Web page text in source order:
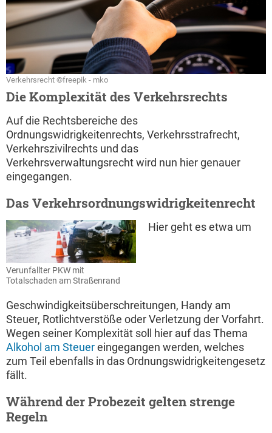
Verkehrsrecht ©freepik - mko
Die Komplexität des Verkehrsrechts
Auf die Rechtsbereiche des
Ordnungswidrigkeitenrechts, Verkehrsstrafrecht,
Verkehrszivilrechts und das
Verkehrsverwaltungsrecht wird nun hier genauer
eingegangen.
Das Verkehrsordnungswidrigkeitenrecht
Verunfallter PKW mit
Totalschaden am Straßenrand
Hier geht es etwa um
Geschwindigkeitsüberschreitungen, Handy am
Steuer, Rotlichtverstöße oder Verletzung der Vorfahrt.
Wegen seiner Komplexität soll hier auf das Thema
Alkohol am Steuereingegangen werden, welches
zum Teil ebenfalls in das Ordnungswidrigkeitengesetz
fällt.
Während der Probezeit gelten strenge
Regeln